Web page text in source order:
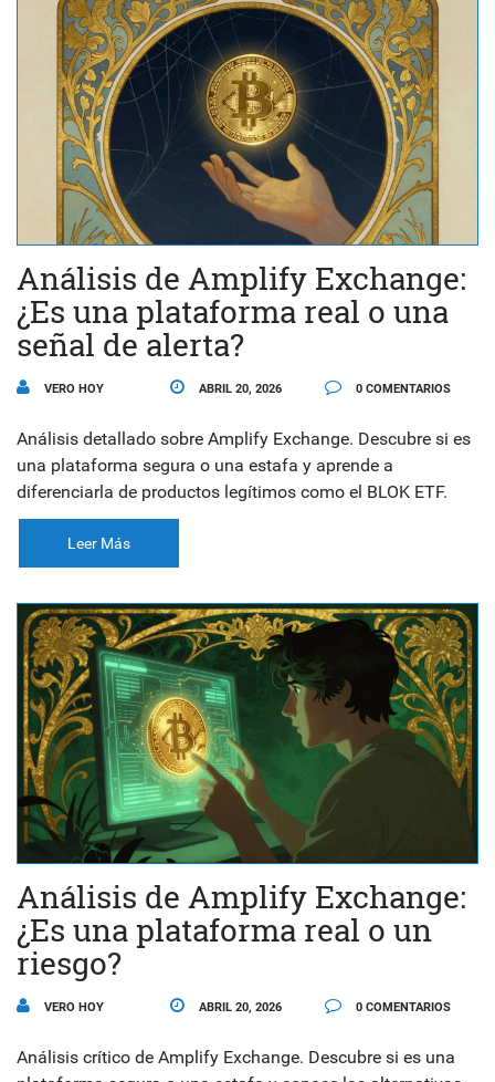
Análisis de Amplify Exchange:
¿Es una plataforma real o una
señal de alerta?
VERO HOY ABRIL 20, 2026 0 COMENTARIOS
Análisis detallado sobre Amplify Exchange. Descubre si es
una plataforma segura o una estafa y aprende a
diferenciarla de productos legítimos como el BLOK ETF.
Leer Más
Análisis de Amplify Exchange:
¿Es una plataforma real o un
riesgo?
VERO HOY ABRIL 20, 2026 0 COMENTARIOS
Análisis crítico de Amplify Exchange. Descubre si es una